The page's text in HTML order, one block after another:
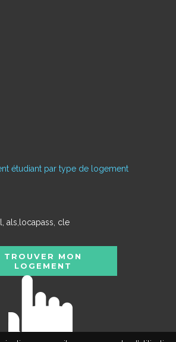
étudiant par type de logement
als,locapass, cle
TROUVER MON
LOGEMENT